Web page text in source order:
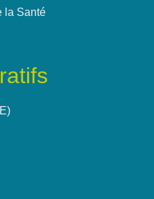
la Santé